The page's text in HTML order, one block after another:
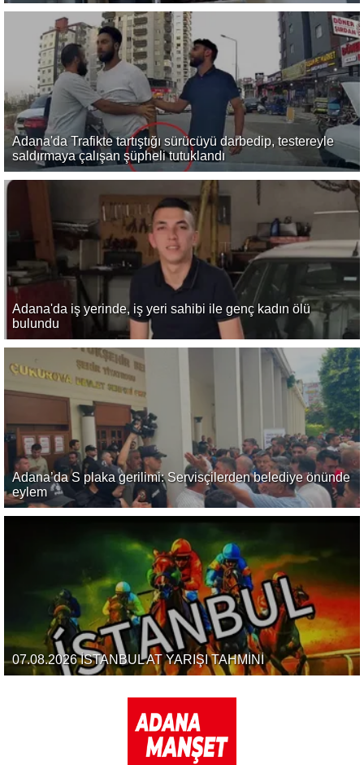
Adana'da Trafikte tartıştığı sürücüyü darbedip, testereyle
saldırmaya çalışan şüpheli tutuklandı
Adana'da iş yerinde, iş yeri sahibi ile genç kadın ölü
bulundu
Adana’da S plaka gerilimi: Servisçilerden belediye önünde
eylem
07.08.2026 İSTANBUL AT YARIŞI TAHMİNİ